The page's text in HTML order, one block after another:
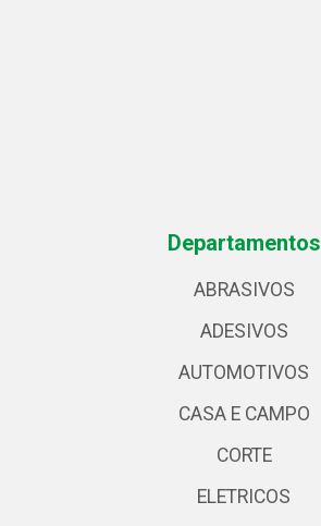
Departamentos
ABRASIVOS
ADESIVOS
AUTOMOTIVOS
CASA E CAMPO
CORTE
ELETRICOS